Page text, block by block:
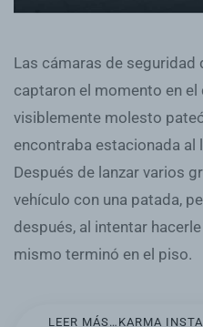
Las cámaras de seguridad
captaron el momento en el
visiblemente molesto
encontraba estacionada al
Después de lanzar varios
vehículo con una patada,
después, al intentar
mismo terminó en el piso.
LEER MÁS…KARMA